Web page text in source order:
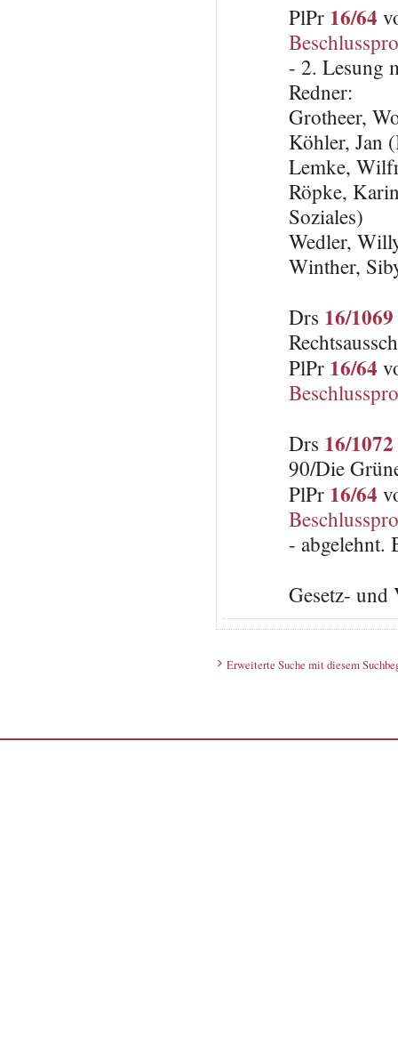
PlPr 16/64
- 2. Lesung
Redner:
Grotheer,
Köhler, Jan
Lemke,
Röpke,
Soziales)
Wedler,
Winther,
Drs 16/1069
PlPr 16/64
Drs 16/1072
90/Die
PlPr 16/64
- abgelehnt.
Gesetz-
Erweiterte Suche mit diesem